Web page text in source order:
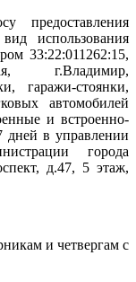
предоставления
использования
33:22:011262:15,
г.Владимир,
гаражи-стоянки,
автомобилей
и встроенно-
дней в управлении
города
д.47, 5 этаж,
и четвергам с